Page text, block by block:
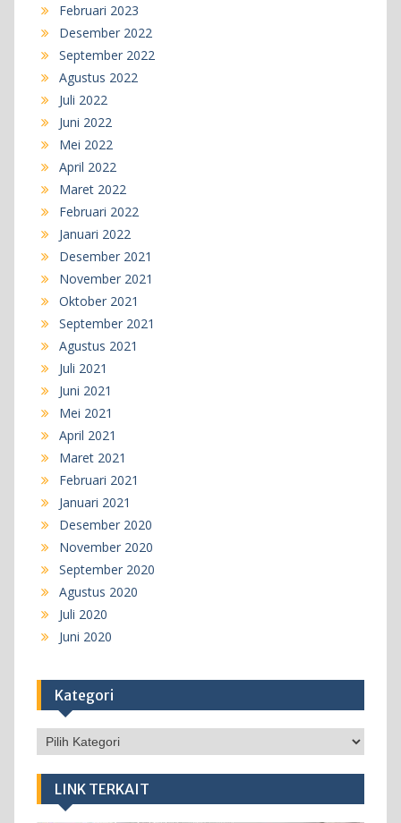
Februari 2023
Desember 2022
September 2022
Agustus 2022
Juli 2022
Juni 2022
Mei 2022
April 2022
Maret 2022
Februari 2022
Januari 2022
Desember 2021
November 2021
Oktober 2021
September 2021
Agustus 2021
Juli 2021
Juni 2021
Mei 2021
April 2021
Maret 2021
Februari 2021
Januari 2021
Desember 2020
November 2020
September 2020
Agustus 2020
Juli 2020
Juni 2020
Kategori
Kategori
LINK TERKAIT